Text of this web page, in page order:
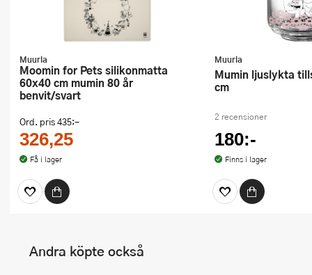
Muurla
Moomin for Pets silikonmatta
60x40 cm mumin 80 år
benvit/svart
Ord. pris435:-
326,25
Få i lager
Muurla
Mumin ljuslykta tillsammans 10
cm
2 recensioner
180:-
Finns i lager
Andra köpte också